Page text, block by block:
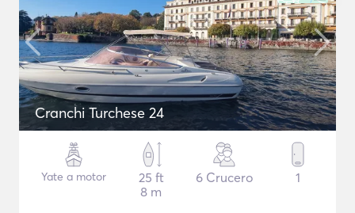
Cranchi Turchese 24
Yate a motor
25 ft
8 m
6 Crucero 1